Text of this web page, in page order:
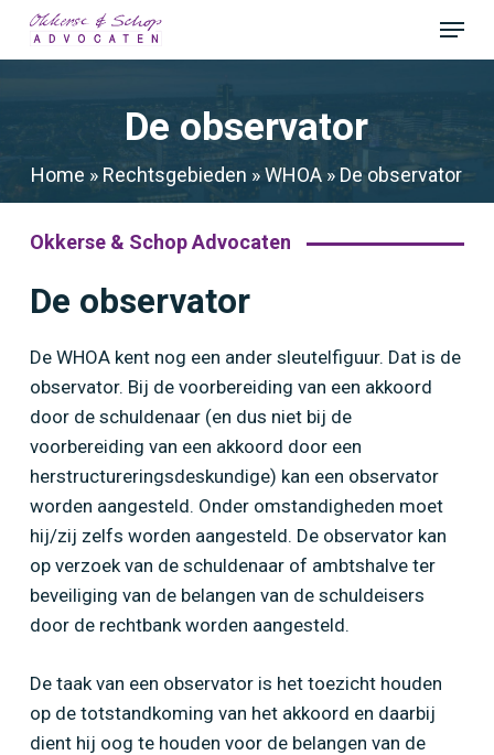
Skip
Menu
Home » Rechtsgebieden »WHOA »De observator
De observator
Okkerse & Schop Advocaten
De observator
De WHOA kent nog een ander sleutelfiguur. Dat is de
observator. Bij de voorbereiding van een akkoord
door de schuldenaar (en dus niet bij de
voorbereiding van een akkoord door een
herstructureringsdeskundige) kan een observator
worden aangesteld. Onder omstandigheden moet
hij/zij zelfs worden aangesteld. De observator kan
op verzoek van de schuldenaar of ambtshalve ter
beveiliging van de belangen van de schuldeisers
door de rechtbank worden aangesteld.
De taak van een observator is het toezicht houden
op de totstandkoming van het akkoord en daarbij
dient hij oog te houden voor de belangen van de